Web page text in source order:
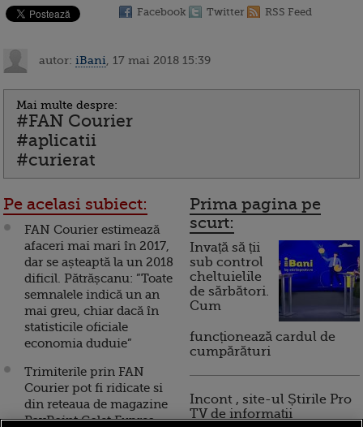
Facebook Twitter RSS Feed
autor: iBani , 17 mai 2018 15:39
Mai multe despre:
#FAN Courier
#aplicatii
#curierat
Pe acelasi subiect:
FAN Courier estimează
afaceri mai mari în 2017,
dar se așteaptă la un 2018
dificil. Pătrășcanu: ”Toate
semnalele indică un an
mai greu, chiar dacă în
statisticile oficiale
economia duduie”
Trimiterile prin FAN
Courier pot fi ridicate si
din reteaua de magazine
PayPoint Colet Expres
Prima pagina pe
scurt:
Invață să ții
sub control
cheltuielile
de sărbători.
Cum
funcționează cardul de
cumpărături
Incont , site-ul Știrile Pro
TV de informații